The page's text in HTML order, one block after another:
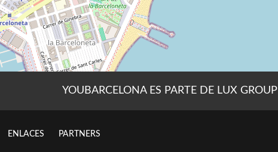
YOUBARCELONA ES PARTE DE LUX GROUP
ENLACES PARTNERS